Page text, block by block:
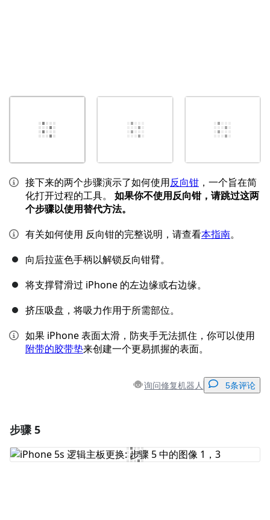
接下来的两个步骤演示了如何使用反向钳 ，一个旨在简
化打开过程的工具。 如果你不使用反向钳，请跳过这两
个步骤以使用替代方法。
有关如何使用 反向钳的完整说明，请查看本指南。
向后拉蓝色手柄以解锁反向钳臂。
将支撑臂滑过 iPhone 的左边缘或右边缘。
挤压吸盘，将吸力作用于所需部位。
如果 iPhone 表面太滑，防夹手无法抓住，你可以使用
附带的胶带垫来创建一个更易抓握的表面。
询问修复机器人 5条评论
添加评论
步骤 5